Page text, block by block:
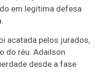
em legítima defesa
acatada pelos jurados,
do réu. Adailson
desde a fase